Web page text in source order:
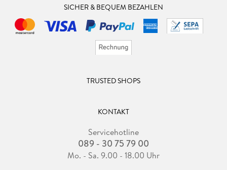
SICHER & BEQUEM BEZAHLEN
TRUSTED SHOPS
KONTAKT
Servicehotline
089 - 30 75 79 00
Mo. - Sa. 9.00 - 18.00 Uhr